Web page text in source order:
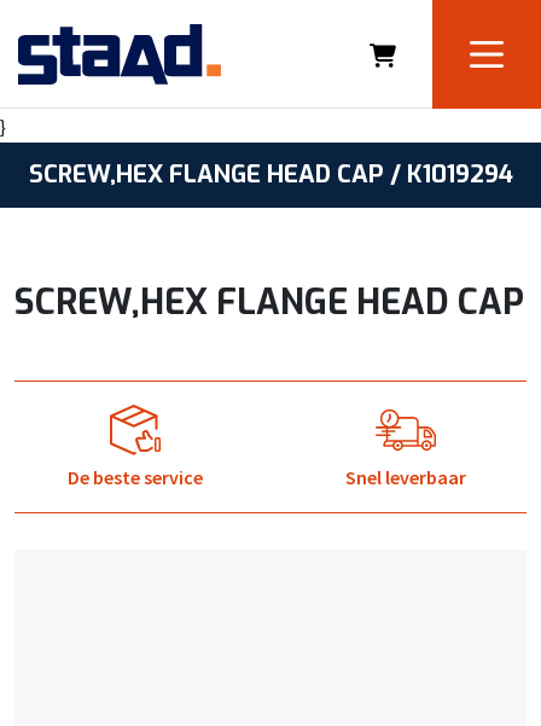
}
SCREW,HEX FLANGE HEAD CAP / K1019294
SCREW,HEX FLANGE HEAD CAP
De beste service Snel leverbaar